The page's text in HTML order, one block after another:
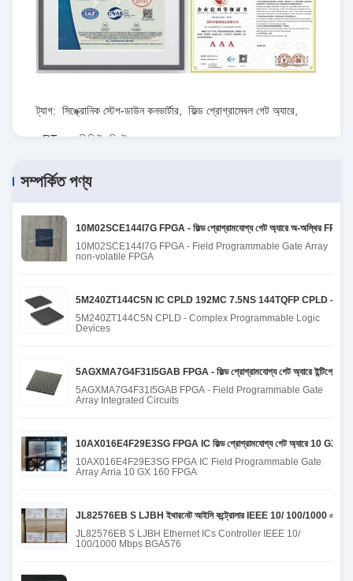
ট্যাগ: সিঙ্ক্রোনিক স্টেপ-ডাউন কনভার্টার ফিল্ড প্রোগ্রামেবল গেট অ্যারে
RT৮০৭৭জিকিউডব্লিউ
সম্পর্কিত পণ্য
10M02SCE144I7G FPGA - ফিল্ড প্রোগ্রামযোগ্য গেট অ্যারে অ-অস্থির FPGA
10M02SCE144I7G FPGA - Field Programmable Gate Array
non-volatile FPGA
5M240ZT144C5N IC CPLD 192MC 7.5NS 144TQFP CPLD - জটিল
5M240ZT144C5N CPLD - Complex Programmable Logic
Devices
5AGXMA7G4F31I5GAB FPGA - ফিল্ড প্রোগ্রামযোগ্য গেট অ্যারে ইন্টিগ্রেটেড
5AGXMA7G4F31I5GAB FPGA - Field Programmable Gate
Array Integrated Circuits
10AX016E4F29E3SG FPGA IC ফিল্ড প্রোগ্রামযোগ্য গেট অ্যারে 10 GX
10AX016E4F29E3SG FPGA IC Field Programmable Gate
Array Arria 10 GX 160 FPGA
JL82576EB S LJBH ইথারনেট আইসি কন্ট্রোলার IEEE 10/ 100/1000
JL82576EB S LJBH Ethernet ICs Controller IEEE 10/
100/1000 Mbps BGA576